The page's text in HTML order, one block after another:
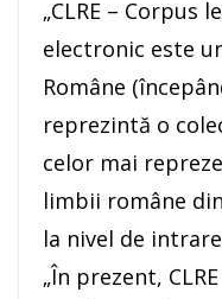
„CLRE – Corpus
electronic este
Române
reprezintă o
celor mai
limbii române
la nivel de
„În prezent,